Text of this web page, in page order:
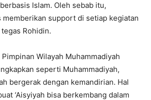
Islam. Oleh sebab itu,
memberikan support di setiap kegiatan
tegas Rohidin.
Wilayah Muhammadiyah
seperti Muhammadiyah,
bergerak dengan kemandirian. Hal
‘Aisyiyah bisa berkembang dalam